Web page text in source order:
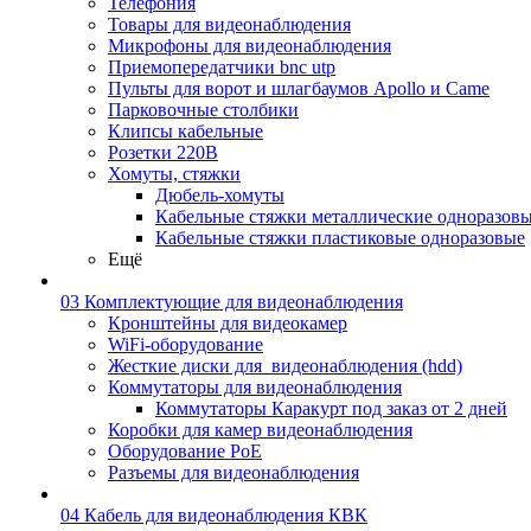
Товары для видеонаблюдения
Микрофоны для видеонаблюдения
Приемопередатчики bnc utp
Пульты для ворот и шлагбаумов Apollo и Came
Парковочные столбики
Клипсы кабельные
Розетки 220В
Хомуты, стяжки
Дюбель-хомуты
Кабельные стяжки металлические
Кабельные стяжки пластиковые одноразовые
Ещё
03 Комплектующие для видеонаблюдения
Кронштейны для видеокамер
WiFi-оборудование
Жесткие диски для_видеонаблюдения (hdd)
Коммутаторы для видеонаблюдения
Коммутаторы Каракурт под заказ от 2 дней
Коробки для камер видеонаблюдения
Оборудование PoE
Разъемы для видеонаблюдения
04 Кабель для видеонаблюдения КВК